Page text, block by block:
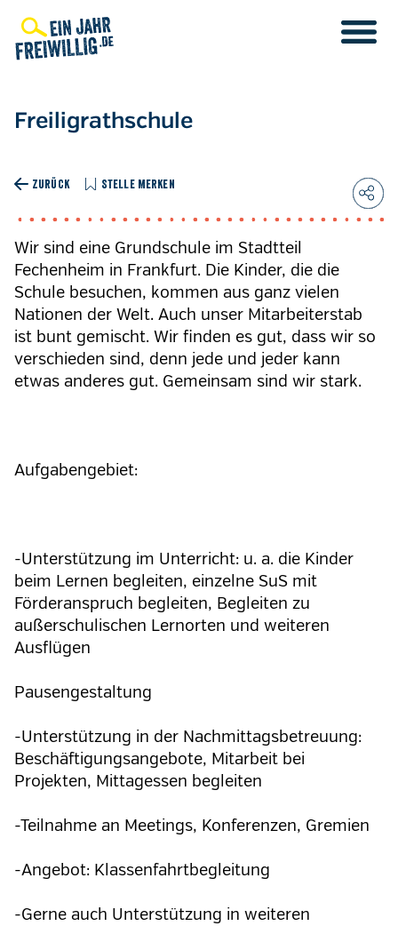
zum
Inhalt
Freiligrathschule
ZURÜCK STELLE MERKEN
Wir sind eine Grundschule im Stadtteil
Fechenheim in Frankfurt. Die Kinder, die die
Schule besuchen, kommen aus ganz vielen
Nationen der Welt. Auch unser Mitarbeiterstab
ist bunt gemischt. Wir finden es gut, dass wir so
verschieden sind, denn jede und jeder kann
etwas anderes gut. Gemeinsam sind wir stark.
Aufgabengebiet:
-Unterstützung im Unterricht: u. a. die Kinder
beim Lernen begleiten, einzelne SuS mit
Förderanspruch begleiten, Begleiten zu
außerschulischen Lernorten und weiteren
Ausflügen
Pausengestaltung
-Unterstützung in der Nachmittagsbetreuung:
Beschäftigungsangebote, Mitarbeit bei
Projekten, Mittagessen begleiten
-Teilnahme an Meetings, Konferenzen, Gremien
-Angebot: Klassenfahrtbegleitung
-Gerne auch Unterstützung in weiteren